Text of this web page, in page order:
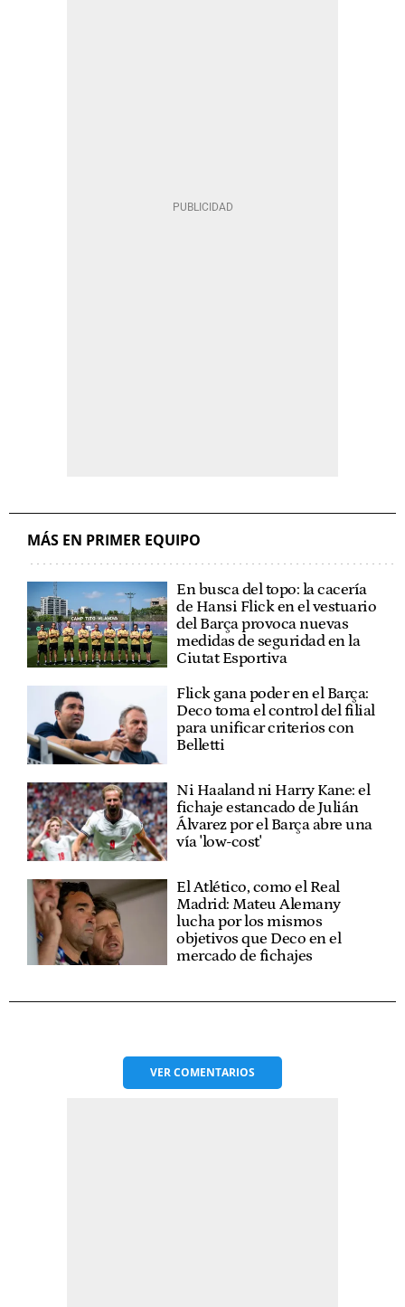
MÁS EN PRIMER EQUIPO
En busca del topo: la cacería
de Hansi Flick en el vestuario
del Barça provoca nuevas
medidas de seguridad en la
Ciutat Esportiva
Flick gana poder en el Barça:
Deco toma el control del filial
para unificar criterios con
Belletti
Ni Haaland ni Harry Kane: el
fichaje estancado de Julián
Álvarez por el Barça abre una
vía 'low-cost'
El Atlético, como el Real
Madrid: Mateu Alemany
lucha por los mismos
objetivos que Deco en el
mercado de fichajes
VERCOMENTARIOS